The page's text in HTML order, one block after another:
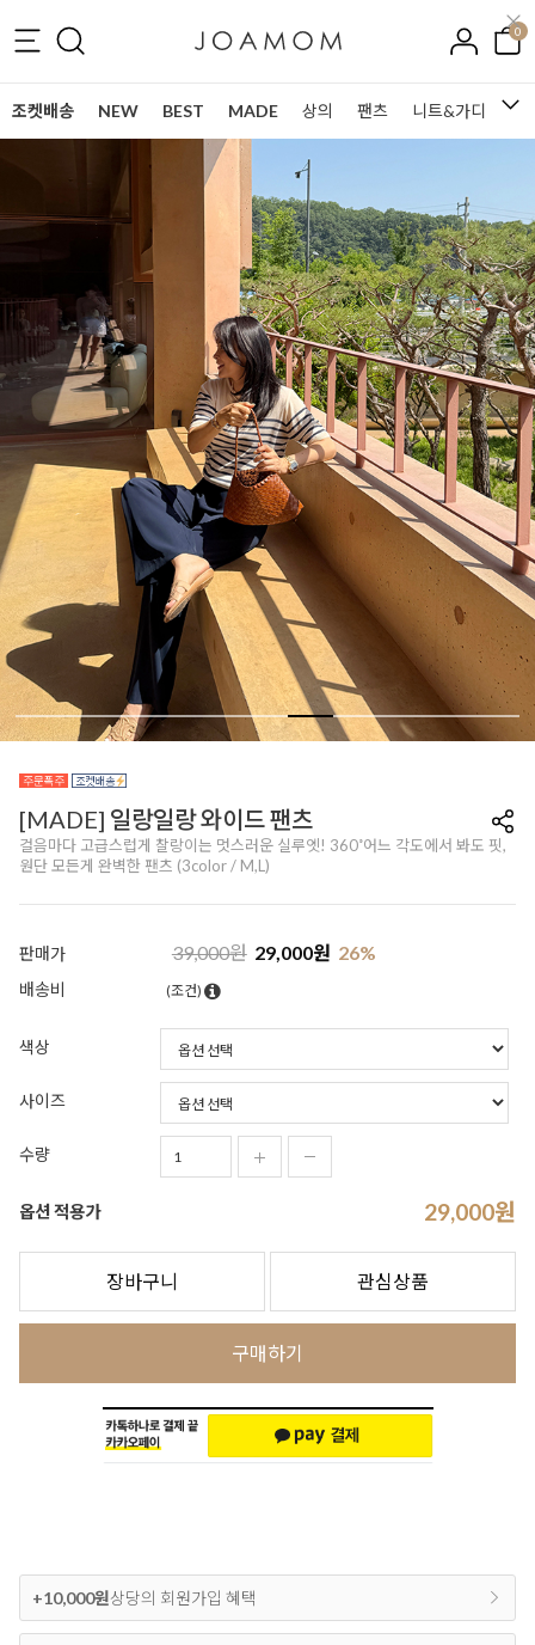
0
조켓배송 NEW BEST MADE 상의 팬츠 니트&가디건
[MADE] 일랑일랑 와이드 팬츠
걸음마다 고급스럽게 찰랑이는 멋스러운 실루엣! 360˚어느 각도에서 봐도 핏,
원단 모든게 완벽한 팬츠 (3color / M,L)
판매가 39,000원 29,000원 26%
배송비 (조건)
색상
사이즈
수량
옵션 적용가 29,000원
장바구니 관심상품
구매하기
+10,000원상당의 회원가입 혜택